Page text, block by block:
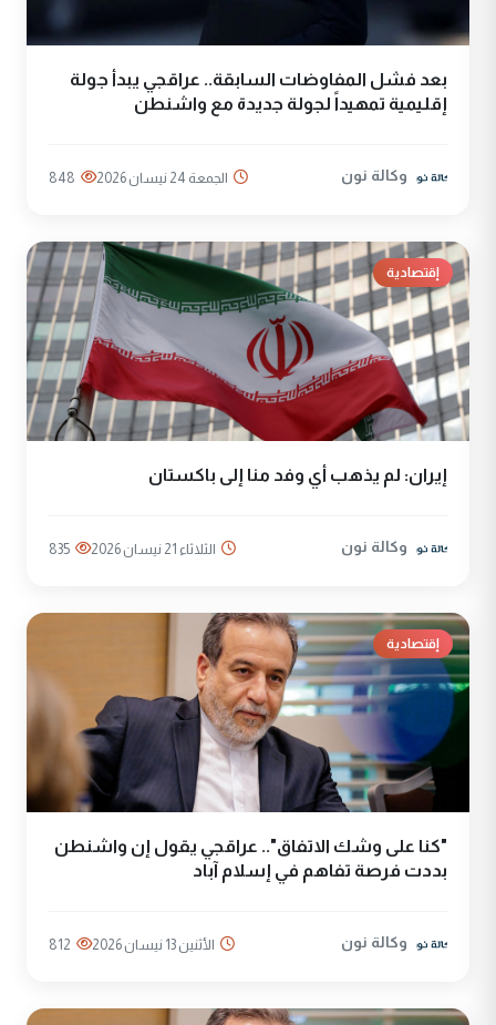
بعد فشل المفاوضات السابقة.. عراقجي يبدأ جولة
إقليمية تمهيداً لجولة جديدة مع واشنطن
وكالة نون الجمعة 24 نيسان 2026 848
إقتصادية
إيران: لم يذهب أي وفد منا إلى باكستان
وكالة نون الثلاثاء 21 نيسان 2026 835
إقتصادية
"كنا على وشك الاتفاق".. عراقجي يقول إن واشنطن
بددت فرصة تفاهم في إسلام آباد
وكالة نون الأثنين 13 نيسان 2026 812